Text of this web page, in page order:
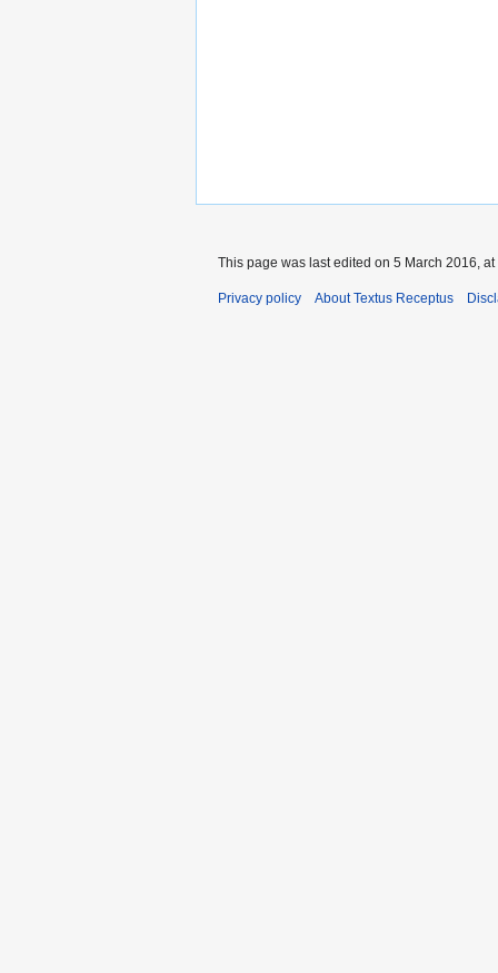
This page was last edited on 5 March 2016, at
Privacy policy About Textus Receptus